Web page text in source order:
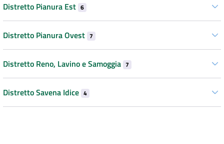
Distretto Pianura Est 6
Distretto Pianura Ovest 7
Distretto Reno, Lavino e Samoggia 7
Distretto Savena Idice 4